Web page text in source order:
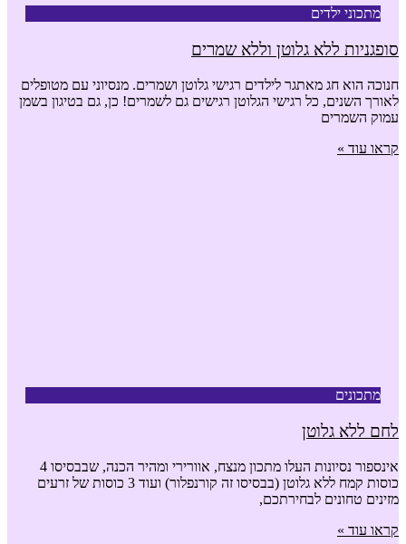
מתכוני ילדים
סופגניות ללא גלוטן וללא שמרים
חנוכה הוא חג מאתגר לילדים רגישי גלוטן ושמרים. מנסיוני עם מטופלים
לאורך השנים, כל רגישי הגלוטן רגישים גם לשמרים! כן, גם בטיגון בשמן
עמוק השמרים
קראו עוד »
מתכונים
לחם ללא גלוטן
אינספור נסיונות העלו מתכון מנצח, אוורירי ומהיר הכנה, שבבסיסו 4
כוסות קמח ללא גלוטן (בבסיסו זה קורנפלור) ועוד 3 כוסות של זרעים
מזינים טחונים לבחירתכם,
קראו עוד »